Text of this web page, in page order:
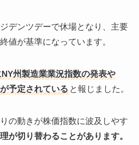
デンツデーで休場となり、主要
値が基準になっています。
NY州製造業業況指数の発表や
予定されている と報じました。
の動きが株価指数に波及しやす
が切り替わることがあります。